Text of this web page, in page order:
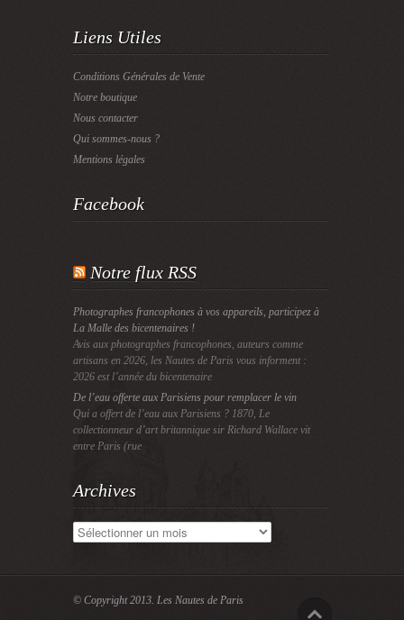
Liens Utiles
Conditions Générales de Vente
Notre boutique
Nous contacter
Qui sommes-nous ?
Mentions légales
Facebook
Notre flux RSS
Photographes francophones à vos appareils, participez à
La Malle des bicentenaires !
Avis aux photographes francophones, auteurs comme
artisans en 2026, les Nautes de Paris vous informent :
2026 est l’année du bicentenaire
De l’eau offerte aux Parisiens pour remplacer le vin
Qui a offert de l’eau aux Parisiens ? 1870, Le
collectionneur d’art britannique sir Richard Wallace vit
entre Paris (rue
Archives
Archives
© Copyright 2013. Les Nautes de Paris